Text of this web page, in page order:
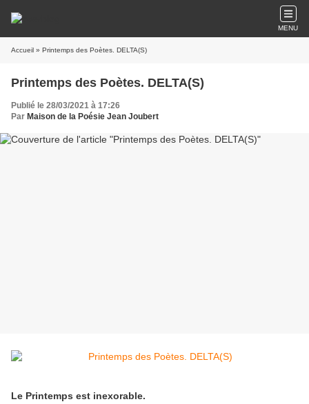
MENU
Accueil » Printemps des Poètes. DELTA(S)
Printemps des Poètes. DELTA(S)
Publié le 28/03/2021 à 17:26
Par Maison de la Poésie Jean Joubert
Le Printemps est inexorable.